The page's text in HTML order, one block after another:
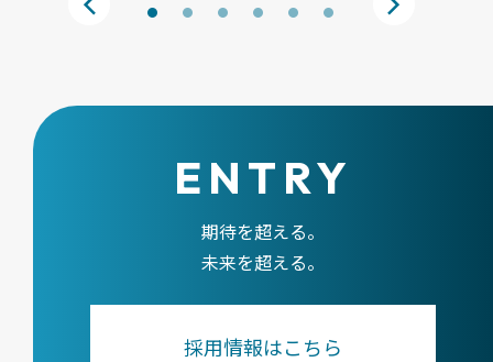
ENTRY
期待を超える。
未来を超える。
採用情報はこちら